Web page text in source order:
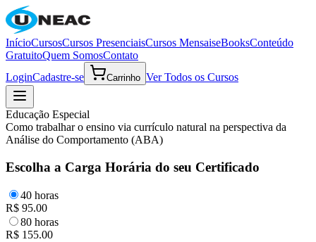
InícioCursosCursos PresenciaisCursos MensaiseBooksConteúdo
GratuitoQuem SomosContato
LoginCadastre-se Carrinho Ver Todos os Cursos
Educação Especial
Como trabalhar o ensino via currículo natural na perspectiva da
Análise do Comportamento (ABA)
Escolha a Carga Horária do seu Certificado
40 horas
R$ 95.00
80 horas
R$ 155.00